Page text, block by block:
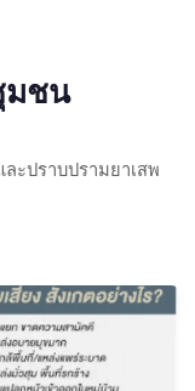
มชน
ะปราบปรามยาเสพ